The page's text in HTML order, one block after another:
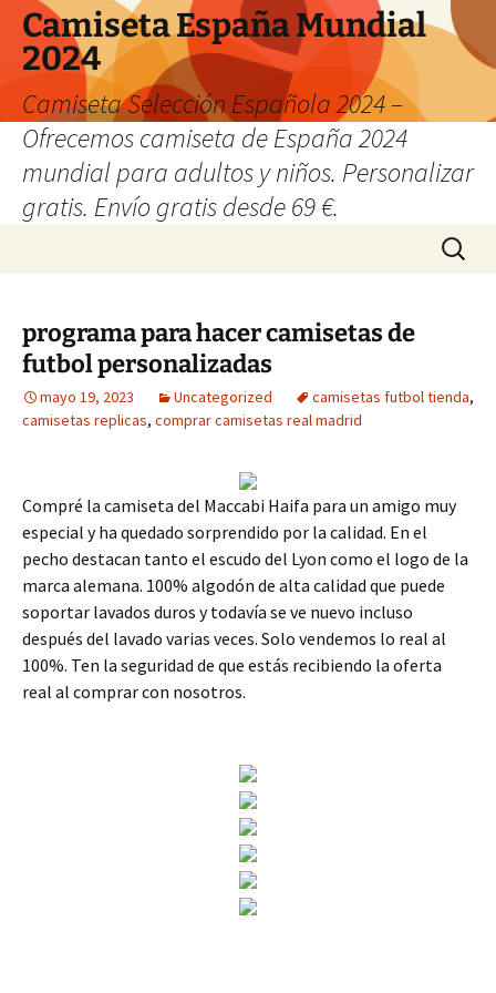
Camiseta España Mundial
2024
Camiseta Selección Española 2024 –
Ofrecemos camiseta de España 2024
mundial para adultos y niños. Personalizar
gratis. Envío gratis desde 69 €.
Buscar:
programa para hacer camisetas de
futbol personalizadas
mayo 19, 2023 Uncategorized camisetas futbol tienda,
camisetas replicas, comprar camisetas real madrid
Compré la camiseta del Maccabi Haifa para un amigo muy
especial y ha quedado sorprendido por la calidad. En el
pecho destacan tanto el escudo del Lyon como el logo de la
marca alemana. 100% algodón de alta calidad que puede
soportar lavados duros y todavía se ve nuevo incluso
después del lavado varias veces. Solo vendemos lo real al
100%. Ten la seguridad de que estás recibiendo la oferta
real al comprar con nosotros.